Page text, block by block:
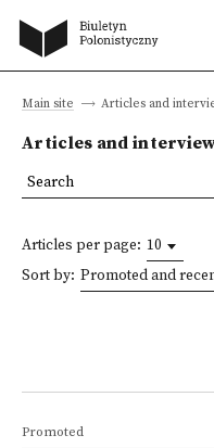
Main site Articles and
Articles and
Articles per page: 10
Sort by: Promoted and
Promoted
Search